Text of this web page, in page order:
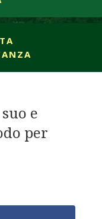
e
per